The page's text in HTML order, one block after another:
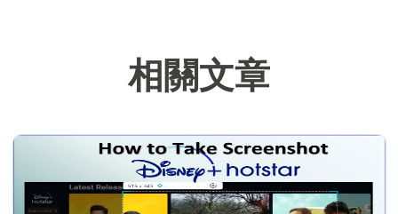
相關文章